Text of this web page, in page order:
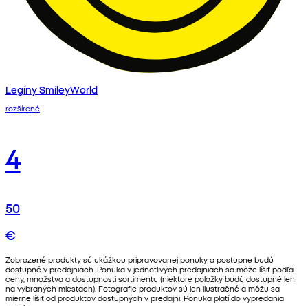
Legíny SmileyWorld
rozšírené
4
50
€
Zobrazené produkty sú ukážkou pripravovanej ponuky a postupne budú
dostupné v predajniach. Ponuka v jednotlivých predajniach sa môže líšiť podľa
ceny, množstva a dostupnosti sortimentu (niektoré položky budú dostupné len
na vybraných miestach). Fotografie produktov sú len ilustračné a môžu sa
mierne líšiť od produktov dostupných v predajni. Ponuka platí do vypredania